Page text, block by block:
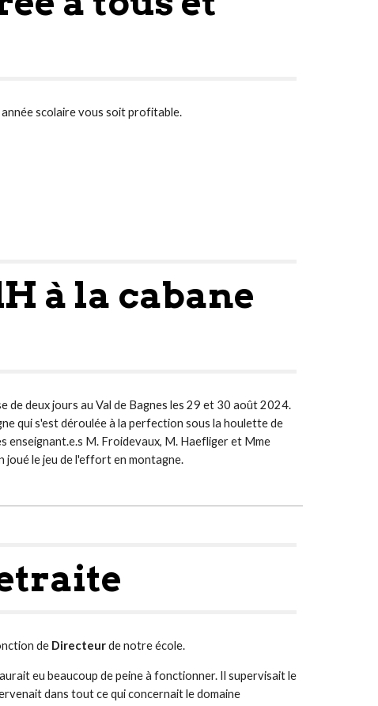
scolaire vous soit profitable.
à la cabane
de deux jours au Val de Bagnes les 29 et 30 août 2024.
qui s'est déroulée à la perfection sous la houlette de
enseignant.e.s M. Froidevaux, M. Haefliger et Mme
joué le jeu de l'effort en montagne.
de Directeurde notre école.
eu beaucoup de peine à fonctionner. Il supervisaitle
enaitdans tout ce qui concernaitle domaine